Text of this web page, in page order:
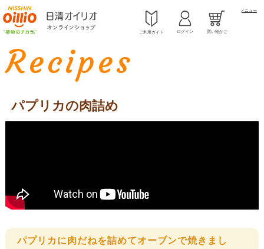
ご利用ガイド ログイン 買い物かご
メニュー
Recipes
パプリカの肉詰め
パプリカに肉だねを詰めてオーブンで焼きまし